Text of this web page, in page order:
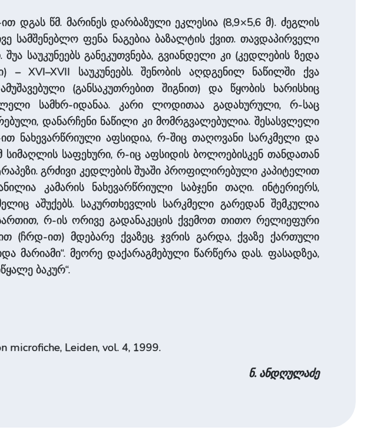
დგას წმ. მარინეს დარბაზული ეკლესია (8,9×5,6 მ). ძეგლის
სამშენებლო ფენა ნაგებია ბაზალტის ქვით. თავდაპირველი
საუკუნეებს განეკუთვნება, გვიანდელი კი (კედლების ზედა
– XVI–XVII საუკუნეებს. შენობის აღდგენილ ნაწილში ქვა
(განსაკუთრებით შიგნით) და წყობის ხარისხიც
სამხრ-იდანაა. კარი ლოდითაა გადახურული, რ-საც
დანარჩენი ნაწილი კი მომრგვალებულია. შესასვლელი
ით ნახევარწრიული აფსიდია, რ-შიც თაღოვანი სარკმელი და
საფეხური, რ-იც აფსიდის ბოლოებისკენ თანდათან
გრძივი კედლების შუაში პროფილირებული კაპიტელით
კამარის ნახევარწრიული საბჯენი თაღი. ინტერიერს,
აშუქებს. საკურთხევლის სარკმელი გარედან შემკულია
რ-ის ორივე გადანაკეცის ქვემოთ თითო რელიეფური
(ჩრდ-ით) მდებარე ქვაზეც. ჯვრის გარდა, ქვაზე ქართული
მარიამი“. მეორე დაქარაგმებული წარწერა დას. ფასადზეა,
ბაკურ“.
microfiche, Leiden, vol. 4, 1999.
ნ. ანდღულაძე